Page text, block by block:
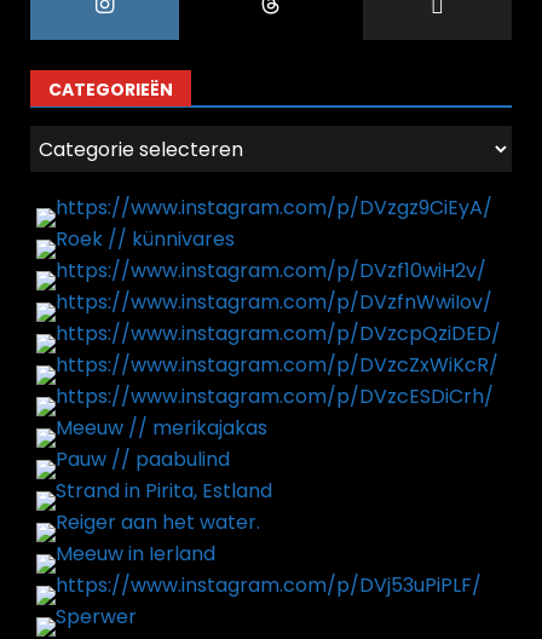
CATEGORIEËN
Categorieën